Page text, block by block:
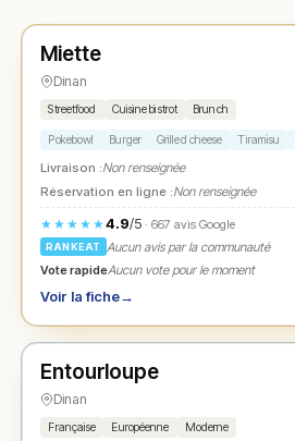
★ N° 1
Miette
Dinan
Streetfood Cuisine bistrot Brunch
Pokebowl Burger Grilled cheese Tiramisu
Livraison :Non renseignée
Réservation en ligne :Non renseignée
★★★★★4.9/5· 667 avis Google
RANKEAT
Aucun avis par la communauté
Vote rapideAucun vote pour le moment
Voir la fiche→
★ N° 2
Entourloupe
Dinan
Française Européenne Moderne